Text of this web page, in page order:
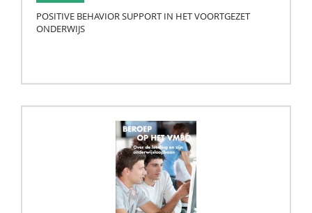
POSITIVE BEHAVIOR SUPPORT IN HET VOORTGEZET
ONDERWIJS